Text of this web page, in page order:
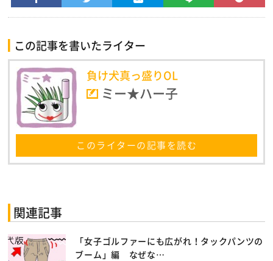
この記事を書いたライター
負け犬真っ盛りOL
ミー★ハー子
このライターの記事を読む
関連記事
「女子ゴルファーにも広がれ！タックパンツの
ブーム」編 なぜな…